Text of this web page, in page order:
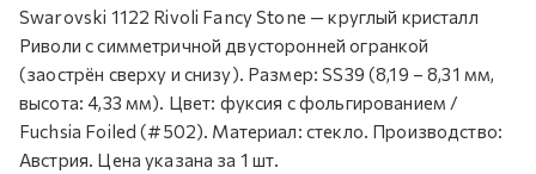
Swarovski 1122 Rivoli Fancy Stone — круглый кристалл
Риволи с симметричной двусторонней огранкой
(заострён сверху и снизу). Размер: SS39 (8,19 – 8,31 мм,
высота: 4,33 мм). Цвет: фуксия с фольгированием /
Fuchsia Foiled (#502). Материал: стекло. Производство:
Австрия. Цена указана за 1 шт.